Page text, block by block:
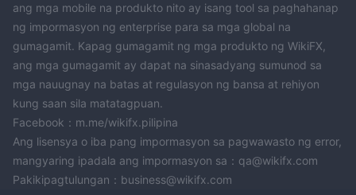
ang mga mobile na produkto nito ay isang tool sa paghahanap
ng impormasyon ng enterprise para sa mga global na
gumagamit. Kapag gumagamit ng mga produkto ng WikiFX,
ang mga gumagamit ay dapat na sinasadyang sumunod sa
mga nauugnay na batas at regulasyon ng bansa at rehiyon
kung saan sila matatagpuan.
Facebook：m.me/wikifx.pilipina
Ang lisensya o iba pang impormasyon sa pagwawasto ng error,
mangyaring ipadala ang impormasyon sa：qa@wikifx.com
Pakikipagtulungan：business@wikifx.com